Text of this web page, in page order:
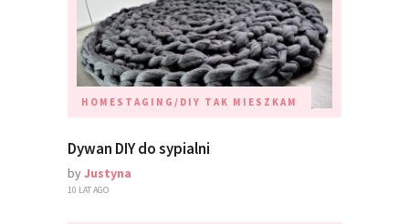
HOMESTAGING/DIY TAK MIESZKAM
Dywan DIY do sypialni
byJustyna
10 LAT AGO